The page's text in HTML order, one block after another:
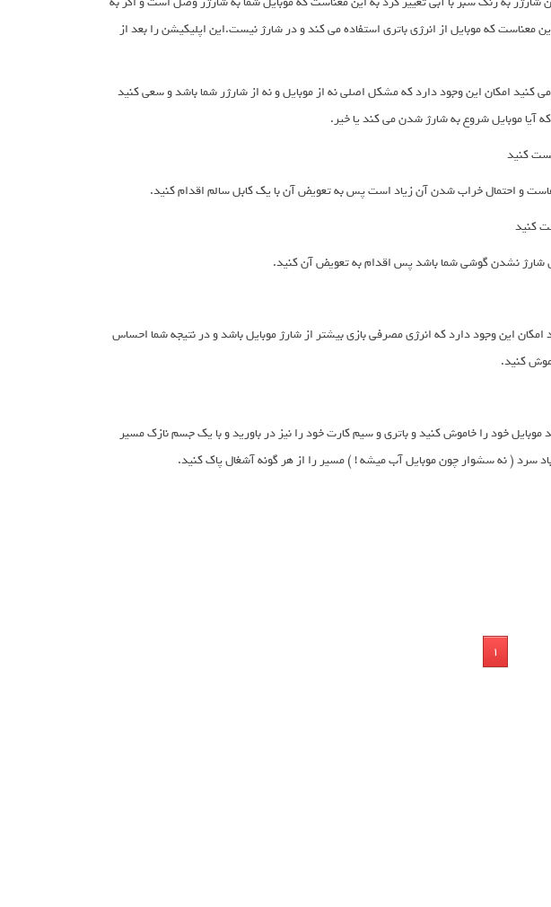
معناست که موبایل از انرژی باتری استفاده می کند و در شارژ نیست.این اپلیکیشن را بعد از
کنید امکان این وجود دارد که مشکل اصلی نه از موبایل و نه از شارژر شما باشد و سعی کنید
آیا موبایل شروع به شارژ شدن می کند یا خیر.
کنید
و احتمال خراب شدن آن زیاد است پس به تعویض آن با یک کابل سالم اقدام کنید.
کنید
شارژ نشدن گوشی شما باشد پس اقدام به تعویض آن کنید.
این وجود دارد که انرژی مصرفی بازی بیشتر از شارژ موبایل باشد و در نتیجه شما احساس
کنید.
موبایل خود را خاموش کنید و باتری و سیم کارت خود را نیز در باورید و با یک جسم نازک مسیر
سرد ( نه سشوار چون موبایل آب میشه ! ) مسیر را از هر گونه آشغال پاک کنید.
1